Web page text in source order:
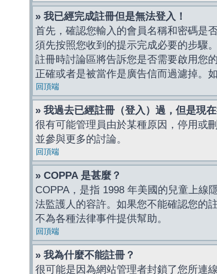
» 我已經完成註冊但是無法登入！
首先，確認您輸入的會員名稱和密碼是
須先按照您收到的提示完成必要的步驟
註冊時討論區將告訴您是否需要啟用您
正確或者是被當作是廣告信而過濾掉。
回頂端
» 我過去已經註冊（登入）過，但是現
很有可能管理員由於某種原因，停用或
並參與更多的討論。
回頂端
» COPPA 是甚麼？
COPPA，是指 1998 年美國的兒童上線
法監護人的容許。如果您不能確認您的
不為各種法律事件提供幫助。
回頂端
» 我為什麼不能註冊？
很可能是因為網站管理者封鎖了您所連